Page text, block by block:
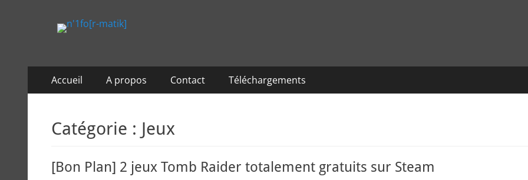
n'1fo[r-matik]
Pour les nymphos d'infos en info…
Menu
principal
Accueil A propos Contact Téléchargements
Catégorie : Jeux
[Bon Plan] 2 jeux Tomb Raider totalement gratuits sur Steam